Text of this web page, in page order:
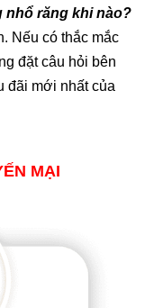
nhổ răng khi nào?
Nếu có thắc mắc
đặt câu hỏi bên
đãi mới nhất của
MẠI